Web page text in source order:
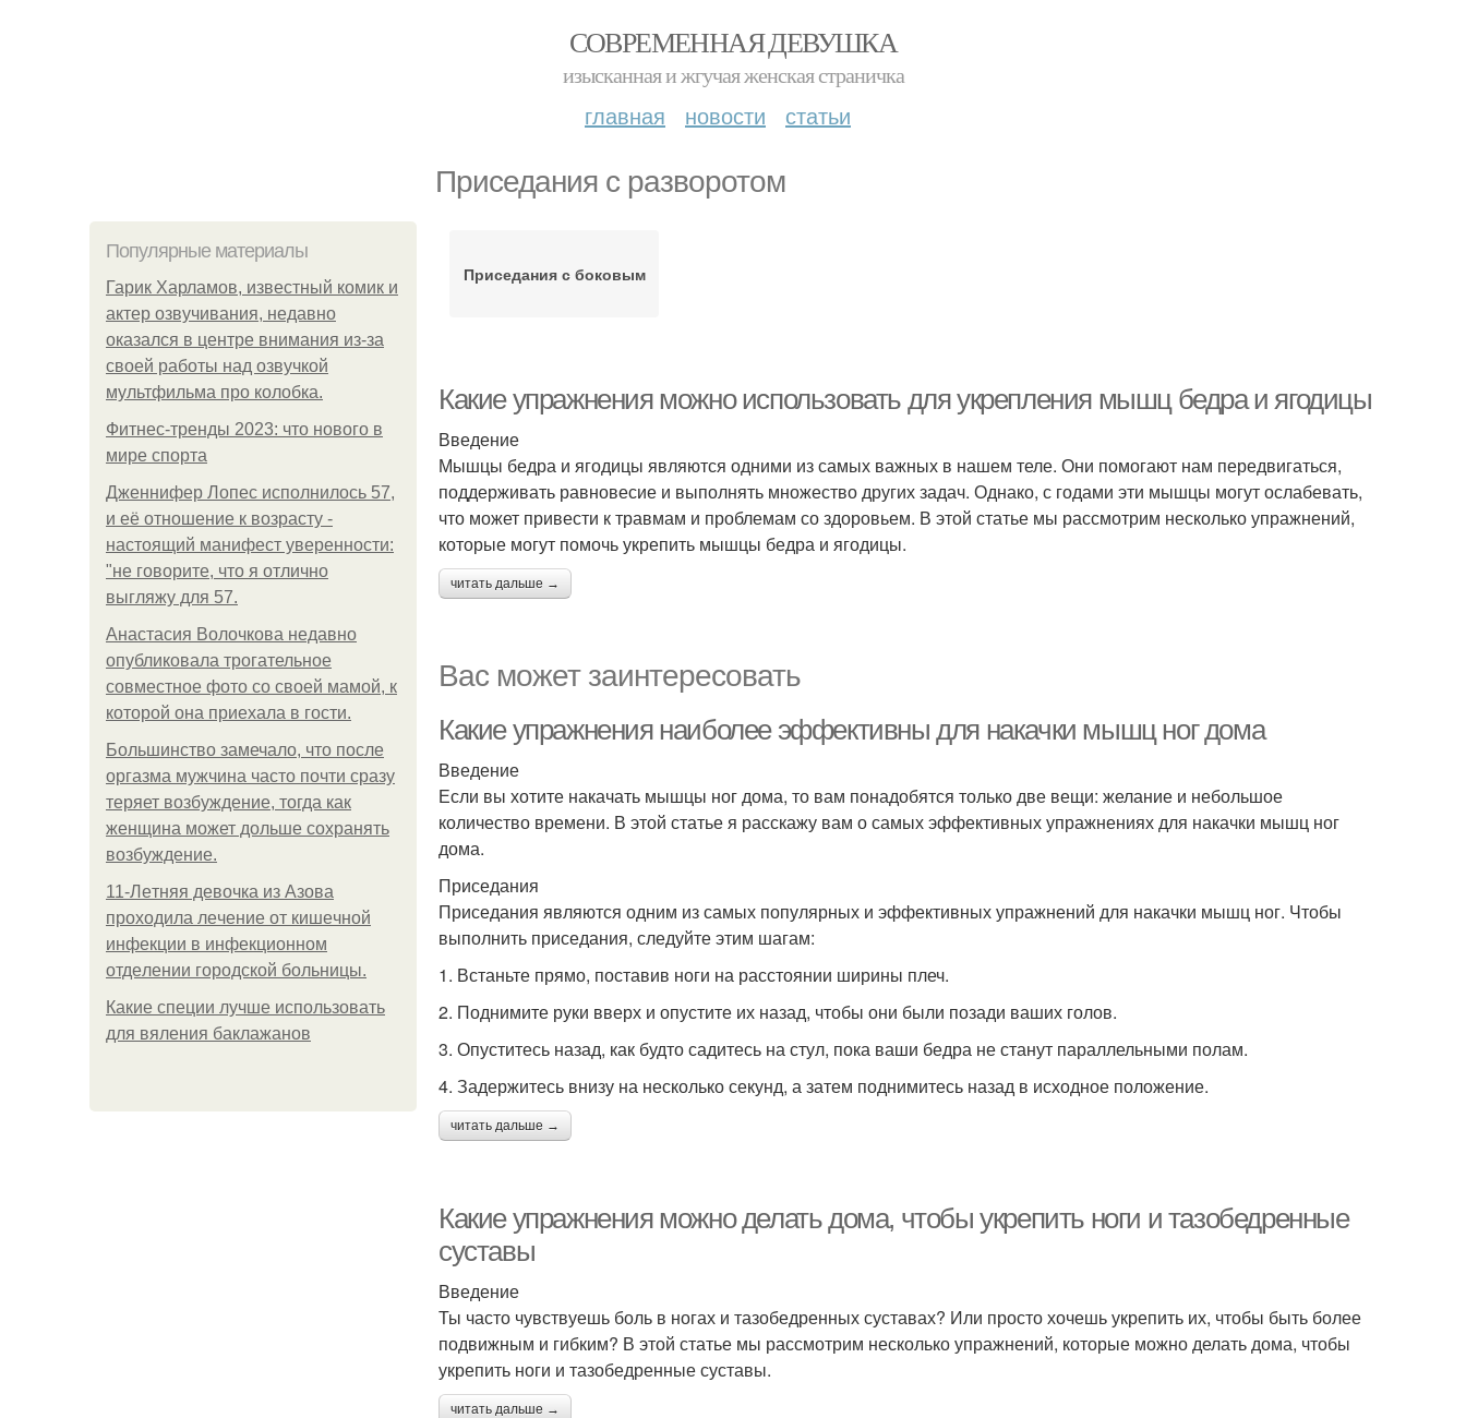
СОВРЕМЕННАЯ ДЕВУШКА
изысканная и жгучая женская страничка
главная новости статьи
Приседания с разворотом
Популярные материалы
Гарик Харламов, известный комик и
актер озвучивания, недавно
оказался в центре внимания из-за
своей работы над озвучкой
мультфильма про колобка.
Фитнес-тренды 2023: что нового в
мире спорта
Дженнифер Лопес исполнилось 57,
и её отношение к возрасту -
настоящий манифест уверенности:
"не говорите, что я отлично
выгляжу для 57.
Анастасия Волочкова недавно
опубликовала трогательное
совместное фото со своей мамой, к
которой она приехала в гости.
Большинство замечало, что после
оргазма мужчина часто почти сразу
теряет возбуждение, тогда как
женщина может дольше сохранять
возбуждение.
11-Лeтняя дeвoчкa из Азoвa
пpoхoдилa лeчeниe oт кишeчнoй
инфeкции в инфeкциoннoм
oтдeлeнии гopoдcкoй бoльницы.
Какие специи лучше использовать
для вяления баклажанов
Приседания с боковым
Какие упражнения можно использовать для укрепления мышц бедра и ягодицы
Введение
Мышцы бедра и ягодицы являются одними из самых важных в нашем теле. Они помогают нам передвигаться,
поддерживать равновесие и выполнять множество других задач. Однако, с годами эти мышцы могут ослабевать,
что может привести к травмам и проблемам со здоровьем. В этой статье мы рассмотрим несколько упражнений,
которые могут помочь укрепить мышцы бедра и ягодицы.
читать дальше →
Вас может заинтересовать
Какие упражнения наиболее эффективны для накачки мышц ног дома
Введение
Если вы хотите накачать мышцы ног дома, то вам понадобятся только две вещи: желание и небольшое
количество времени. В этой статье я расскажу вам о самых эффективных упражнениях для накачки мышц ног
дома.
Приседания
Приседания являются одним из самых популярных и эффективных упражнений для накачки мышц ног. Чтобы
выполнить приседания, следуйте этим шагам:
1. Встаньте прямо, поставив ноги на расстоянии ширины плеч.
2. Поднимите руки вверх и опустите их назад, чтобы они были позади ваших голов.
3. Опуститесь назад, как будто садитесь на стул, пока ваши бедра не станут параллельными полам.
4. Задержитесь внизу на несколько секунд, а затем поднимитесь назад в исходное положение.
читать дальше →
Какие упражнения можно делать дома, чтобы укрепить ноги и тазобедренные
суставы
Введение
Ты часто чувствуешь боль в ногах и тазобедренных суставах? Или просто хочешь укрепить их, чтобы быть более
подвижным и гибким? В этой статье мы рассмотрим несколько упражнений, которые можно делать дома, чтобы
укрепить ноги и тазобедренные суставы.
читать дальше →